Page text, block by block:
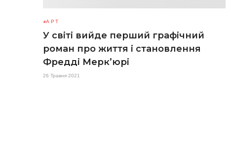
АРТ
У світі вийде перший графічний
роман про життя і становлення
Фредді Мерк’юрі
26 Травня 2021